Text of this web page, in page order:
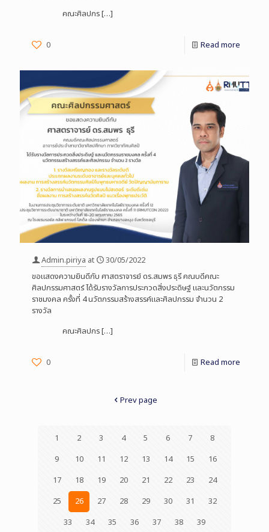
คณะศิลปกร[…]
0 Read more
Admin.piriya at
30/05/2022
ขอแสดงความยินดีกับ ศาสตราจารย์ ดร.สมพร ธุรี คณบดีคณะ
ศิลปกรรมศาสตร์ ได้รับรางวัลการประกวดสิ่งประดิษฐ์ และนวัตกรรม
ราชมงคล ครั้งที่ 4 นวัตกรรมสร้างสรรค์และศิลปกรรม จำนวน 2
รางวัล
คณะศิลปกร[…]
0 Read more
Prev page
1 2 3 4 5 6 7
8
9
10 11 12 13 14 15
16
17
18 19 20 21 22 23
24
25
26 27 28 29 30 31
32
33
34 35 36 37 38 39